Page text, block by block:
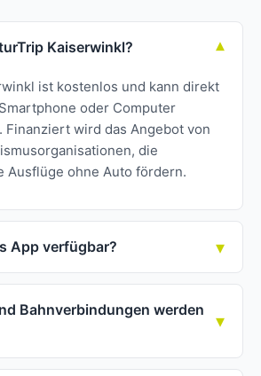
Kaiserwinkl?
ist kostenlos und kann direkt
oder Computer
Finanziert wird das Angebot von
die
Ausflüge ohne Auto fördern.
App verfügbar?
Bahnverbindungen werden